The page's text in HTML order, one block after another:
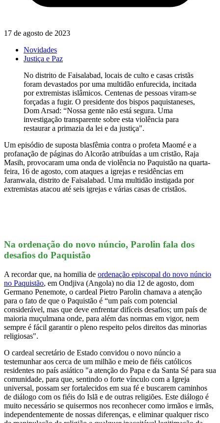
17 de agosto de 2023
Novidades
Justiça e Paz
No distrito de Faisalabad, locais de culto e casas cristãs
foram devastados por uma multidão enfurecida, incitada
por extremistas islâmicos. Centenas de pessoas viram-se
forçadas a fugir. O presidente dos bispos paquistaneses,
Dom Arsad: “Nossa gente não está segura. Uma
investigação transparente sobre esta violência para
restaurar a primazia da lei e da justiça".
Um episódio de suposta blasfêmia contra o profeta Maomé e a
profanação de páginas do Alcorão atribuídas a um cristão, Raja
Masih, provocaram uma onda de violência no Paquistão na quarta-
feira, 16 de agosto, com ataques a igrejas e residências em
Jaranwala, distrito de Faisalabad. Uma multidão instigada por
extremistas atacou até seis igrejas e várias casas de cristãos.
Na ordenação do novo núncio, Parolin fala dos
desafios do Paquistão
A recordar que, na homilia de ordenação episcopal do novo núncio
no Paquistão, em Ondjiva (Angola) no dia 12 de agosto, dom
Germano Penemote, o cardeal Pietro Parolin chamava a atenção
para o fato de que o Paquistão é “um país com potencial
considerável, mas que deve enfrentar difíceis desafios; um país de
maioria muçulmana onde, para além das normas em vigor, nem
sempre é fácil garantir o pleno respeito pelos direitos das minorias
religiosas".
O cardeal secretário de Estado convidou o novo núncio a
testemunhar aos cerca de um milhão e meio de fiéis católicos
residentes no país asiático "a atenção do Papa e da Santa Sé para sua
comunidade, para que, sentindo o forte vínculo com a Igreja
universal, possam ser fortalecidos em sua fé e buscarem caminhos
de diálogo com os fiéis do Islã e de outras religiões. Este diálogo é
muito necessário se quisermos nos reconhecer como irmãos e irmãs,
independentemente de nossas diferenças, e eliminar qualquer risco